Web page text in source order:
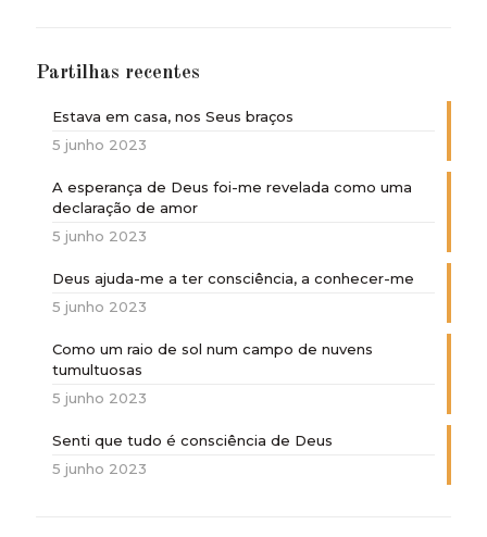
Partilhas recentes
Estava em casa, nos Seus braços
5 junho 2023
A esperança de Deus foi-me revelada como uma
declaração de amor
5 junho 2023
Deus ajuda-me a ter consciência, a conhecer-me
5 junho 2023
Como um raio de sol num campo de nuvens
tumultuosas
5 junho 2023
Senti que tudo é consciência de Deus
5 junho 2023